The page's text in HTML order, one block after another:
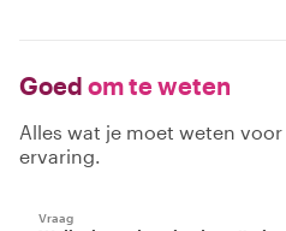
Goed om te weten
Alles wat je moet weten
ervaring.
Vraag